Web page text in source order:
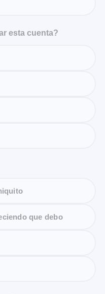
esta cuenta?
que debo